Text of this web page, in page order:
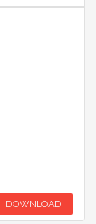
DOWNLOAD